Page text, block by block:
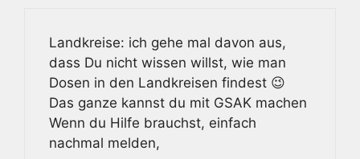
Landkreise: ich gehe mal davon aus,
dass Du nicht wissen willst, wie man
Dosen in den Landkreisen findest 😉
Das ganze kannst du mit GSAK machen
Wenn du Hilfe brauchst, einfach
nachmal melden,